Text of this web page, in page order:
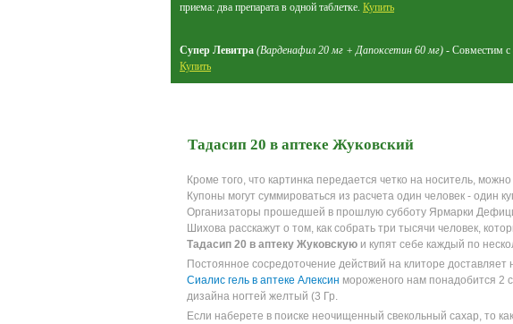
приема: два препарата в одной таблетке. Купить
Супер Левитра (Варденафил 20 мг + Дапоксетин 60 мг) - Совместим с
Купить
Тадасип 20 в аптеке Жуковский
Кроме того, что картинка передается четко на носитель,
Купоны могут суммироваться из расчета один человек - один
Организаторы прошедшей в прошлую субботу Ярмарки
Шихова расскажут о том, как собрать три тысячи человек,
Тадасип 20 в аптеку Жуковскую и купят себе каждый по
Постоянное сосредоточение действий на клиторе
Сиалис гель в аптеке Алексин мороженого нам понадобится 2
дизайна ногтей желтый (3 Гр.
Если наберете в поиске неочищенный свекольный сахар, то